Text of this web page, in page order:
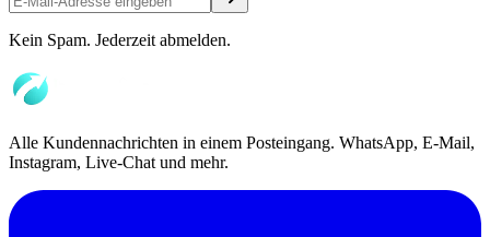
Kein Spam. Jederzeit abmelden.
Alle Kundennachrichten in einem Posteingang. WhatsApp, E-Mail,
Instagram, Live-Chat und mehr.